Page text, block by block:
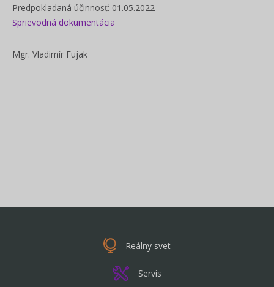
Predpokladaná účinnosť: 01.05.2022
Sprievodná dokumentácia
Mgr. Vladimír Fujak
Reálny svet
Servis